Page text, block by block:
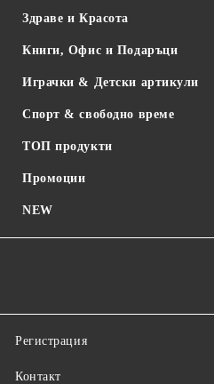
Здраве и Красота
Книги, Офис и Подаръци
Играчки & Детски артикули
Спорт & свободно време
ТОП продукти
Промоции
NEW
Регистрация
Контакт